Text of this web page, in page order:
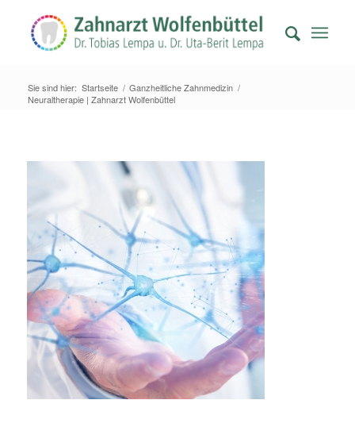
Sie sind hier: Startseite / Ganzheitliche Zahnmedizin /
Neuraltherapie | Zahnarzt Wolfenbüttel